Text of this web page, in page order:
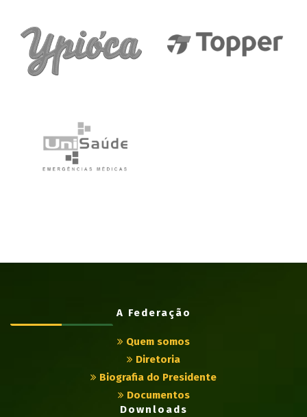
A Federação
Quem somos
Diretoria
Biografia do Presidente
Documentos
Downloads